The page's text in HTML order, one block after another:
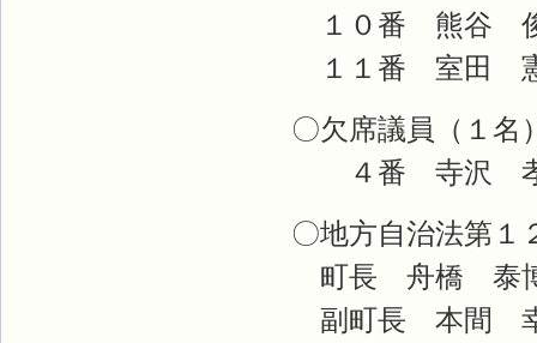
１０番 熊谷
１１番 室田
〇欠席議員（１名
４番 寺沢
〇地方自治法第
町長 舟橋 泰
副町長 本間